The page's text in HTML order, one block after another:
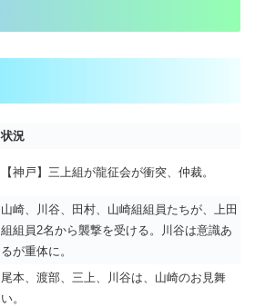
状況
【神戸】三上組が龍征会が衝突、仲裁。
山崎、川谷、田村、山崎組組員たちが、上田
組組員2名から襲撃を受ける。川谷は意識あ
るが重体に。
尾本、渡部、三上、川谷は、山崎のお見舞
い。